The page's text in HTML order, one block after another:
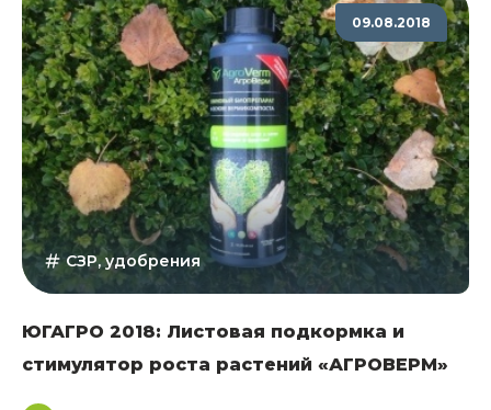
09.08.2018
СЗР, удобрения
ЮГАГРО 2018: Листовая подкормка и
стимулятор роста растений «АГРОВЕРМ»